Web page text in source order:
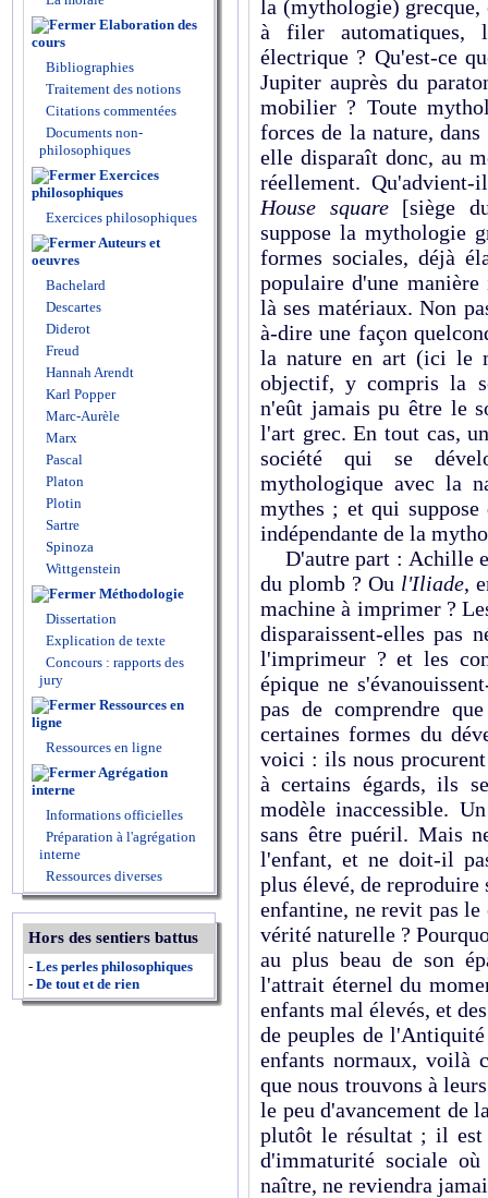
Elaboration des
cours
Bibliographies
Traitement des notions
Citations commentées
Documents non-
philosophiques
Exercices
philosophiques
Exercices philosophiques
Auteurs et
oeuvres
Bachelard
Descartes
Diderot
Freud
Hannah Arendt
Karl Popper
Marc-Aurèle
Marx
Pascal
Platon
Plotin
Sartre
Spinoza
Wittgenstein
Méthodologie
Dissertation
Explication de texte
Concours : rapports des
jury
Ressources en
ligne
Ressources en ligne
Agrégation
interne
Informations officielles
Préparation à l'agrégation
interne
Ressources diverses
Hors des sentiers battus
- Les perles philosophiques
- De tout et de rien
la (mythologie)
à filer automatiques,
électrique ? Qu'est-ce
Jupiter auprès du
mobilier ? Toute
forces de la nature,
elle disparaît donc, au
réellement.
House square[siège
suppose la mythologie
formes sociales, déjà
populaire d'une
là ses matériaux. Non
à-dire une façon
la nature en art (ici le
objectif, y compris la
n'eût jamais pu être le
l'art grec. En tout cas,
société qui se
mythologique avec la
mythes ; et qui
indépendante de la
D'autre part : Achille
du plomb ? Ou l'Iliade,
machine à imprimer ?
disparaissent-elles pas
l'imprimeur ? et les
épique ne
pas de comprendre
certaines formes du
voici : ils nous
à certains égards, ils
modèle inaccessible.
sans être puéril. Mais
l'enfant, et ne doit-il
plus élevé, de reproduire
enfantine, ne revit pas le
vérité naturelle ?
au plus beau de son
l'attrait éternel du
enfants mal élevés, et
de peuples de
enfants normaux, voilà
que nous trouvons à
le peu d'avancement de
plutôt le résultat ; il est
d'immaturité sociale
naître, ne reviendra